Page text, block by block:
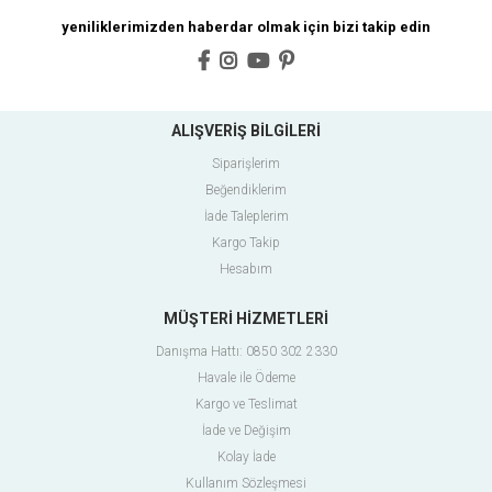
yeniliklerimizden haberdar olmak için bizi takip edin
ALIŞVERİŞ BİLGİLERİ
Siparişlerim
Beğendiklerim
İade Taleplerim
Kargo Takip
Hesabım
MÜŞTERİ HİZMETLERİ
Danışma Hattı: 0850 302 2330
Havale ile Ödeme
Kargo ve Teslimat
İade ve Değişim
Kolay İade
Kullanım Sözleşmesi